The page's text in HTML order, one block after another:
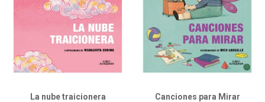
La nube traicionera Canciones para Mirar